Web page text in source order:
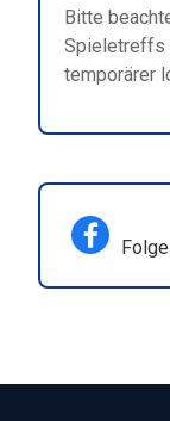
Bitte
Spieletreffs
temporärer